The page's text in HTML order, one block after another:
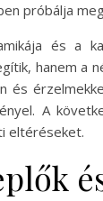
próbálja
és a
hanem a
és
A
eltéréseket.